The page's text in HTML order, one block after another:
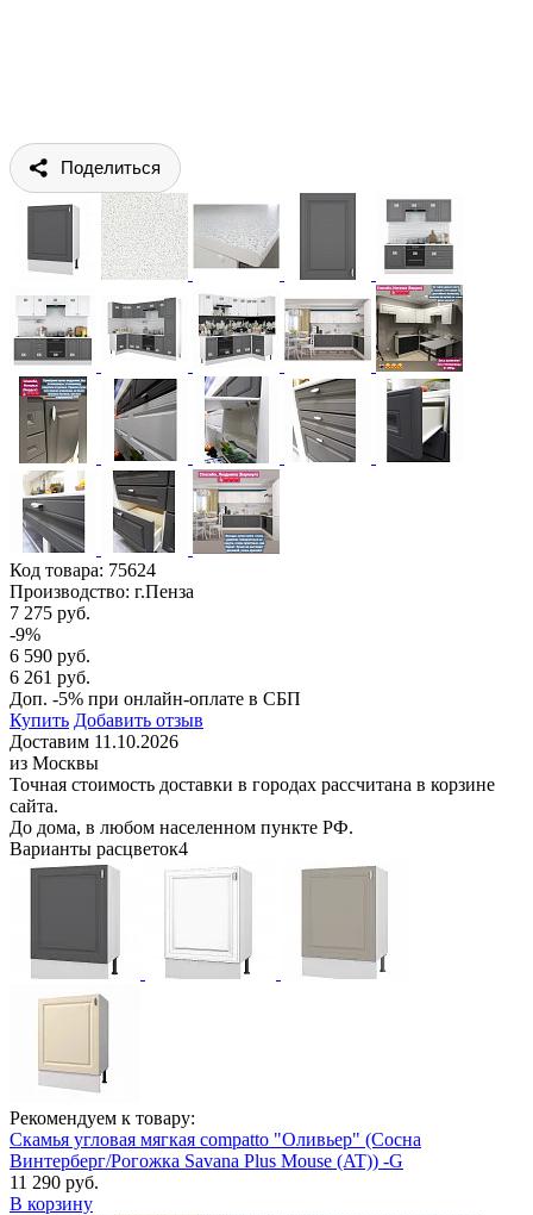
Поделиться
Код товара: 75624
Производство: г.Пенза
7 275 руб.
-9%
6 590 руб.
6 261 руб.
Доп. -5% при онлайн-оплате в СБП
Купить Добавить отзыв
Доставим 11.10.2026
из Москвы
Точная стоимость доставки в городах рассчитана в корзине
сайта.
До дома, в любом населенном пункте РФ.
Варианты расцветок4
Рекомендуем к товару:
Скамья угловая мягкая compatto "Оливьер" (Сосна
Винтерберг/Рогожка Savana Plus Mouse (AT)) -G
11 290 руб.
В корзину